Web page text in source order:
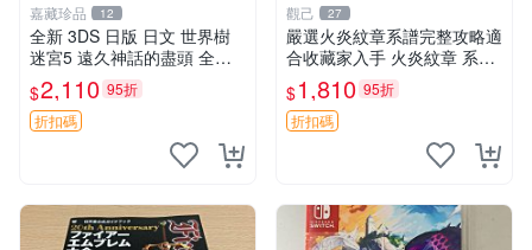
嘉藏珍品 12
全新 3DS 日版 日文 世界樹
迷宮5 遠久神話的盡頭 全新
未拆封 非二手封裝
$2,110 95折
折扣碼
觀己 27
嚴選火炎紋章系譜完整攻略適
合收藏家入手 火炎紋章 系譜
攻略
$1,810 95折
折扣碼